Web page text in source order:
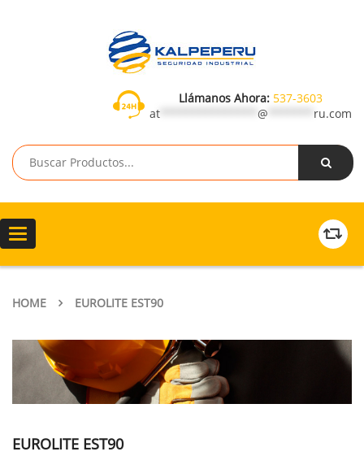
Llámanos Ahora: 537-3603
at
@ ru.com
Toggle
navigation
HOME EUROLITE EST90
EUROLITE EST90